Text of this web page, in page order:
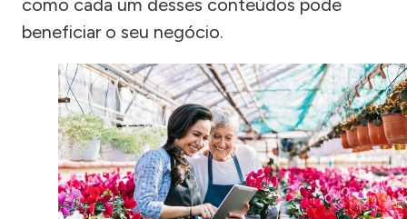
como cada um desses conteúdos pode
beneficiar o seu negócio.